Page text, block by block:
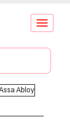
Conmutar